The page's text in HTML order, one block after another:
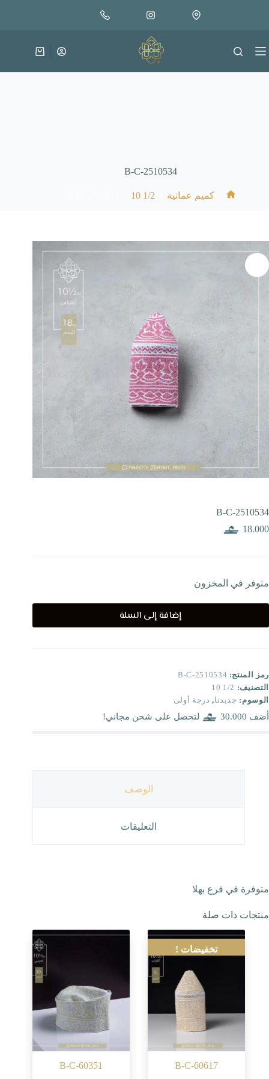
متوفر في المخزون
إضافة إلى السلة
عربة
B-C-2510534
كميم عمانية 1/2 10
B-C-2510534
18.000
متوفر في المخزون
إضافة إلى السلة
رمز المنتج: B-C-2510534
التصنيف: 1/2 10
الوسوم: جديدنا, درجة أولى
أضف 30.000 لتحصل على شحن مجاني!
الوصف
التعليقات
متوفرة في فرع بهلا
منتجات ذات صلة
تخفيضات !
B-C-60617
B-C-60351